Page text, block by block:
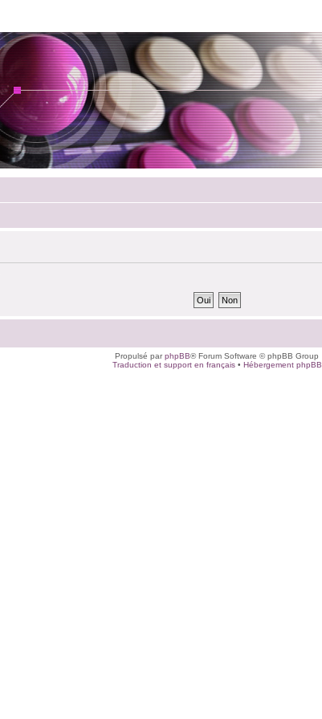
Propulsé parphpBB® Forum Software © phpBB Group
Traduction et support en français• Hébergement phpBB